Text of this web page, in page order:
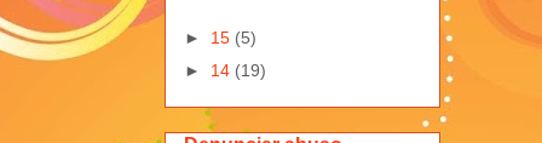
► 15 (5)
► 14 (19)